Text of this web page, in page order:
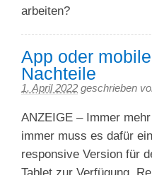
arbeiten?
App oder
Nachteile
1. April 2022 geschrieben
ANZEIGE – Immer
immer muss es dafür
responsive Version für
Tablet zur Verfügung.